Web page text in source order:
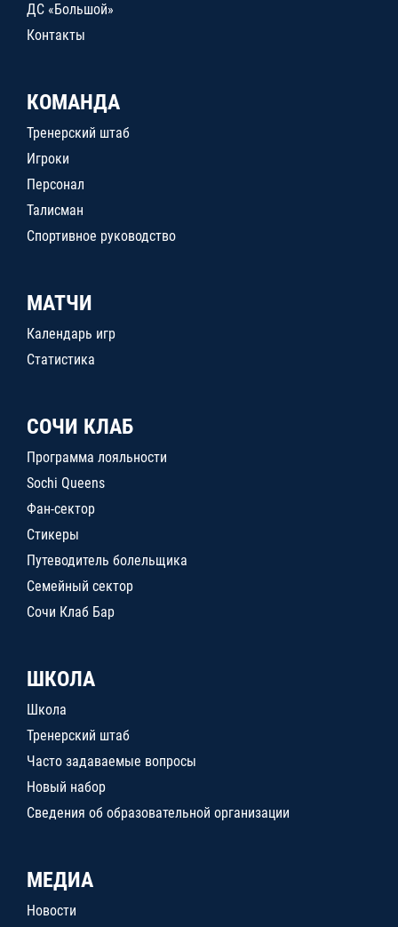
ДС «Большой»
Контакты
КОМАНДА
Тренерский штаб
Игроки
Персонал
Талисман
Спортивное руководство
МАТЧИ
Календарь игр
Статистика
СОЧИ КЛАБ
Программа лояльности
Sochi Queens
Фан-сектор
Стикеры
Путеводитель болельщика
Семейный сектор
Сочи Клаб Бар
ШКОЛА
Школа
Тренерский штаб
Часто задаваемые вопросы
Новый набор
Сведения об образовательной организации
МЕДИА
Новости